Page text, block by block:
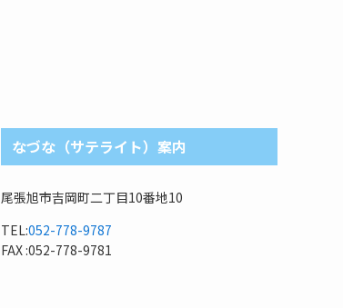
なづな（サテライト）案内
尾張旭市吉岡町二丁目10番地10
TEL:052-778-9787
FAX :052-778-9781